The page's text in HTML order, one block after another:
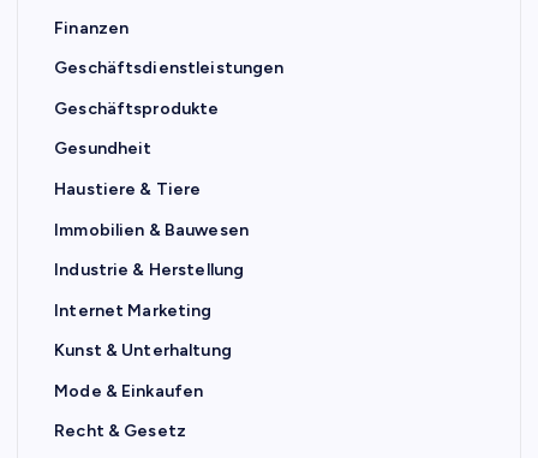
Finanzen
Geschäftsdienstleistungen
Geschäftsprodukte
Gesundheit
Haustiere & Tiere
Immobilien & Bauwesen
Industrie & Herstellung
Internet Marketing
Kunst & Unterhaltung
Mode & Einkaufen
Recht & Gesetz